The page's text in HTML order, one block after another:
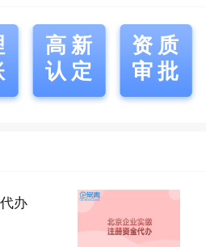
高新
认定
资质
审批
办